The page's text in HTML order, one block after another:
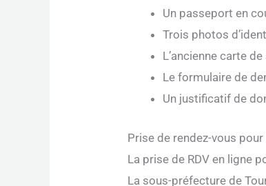
Un passeport en
Trois photos
L’ancienne carte
Le formulaire de
Un justificatif de
Prise de rendez-vous
La prise de RDV en ligne
La sous-préfecture de